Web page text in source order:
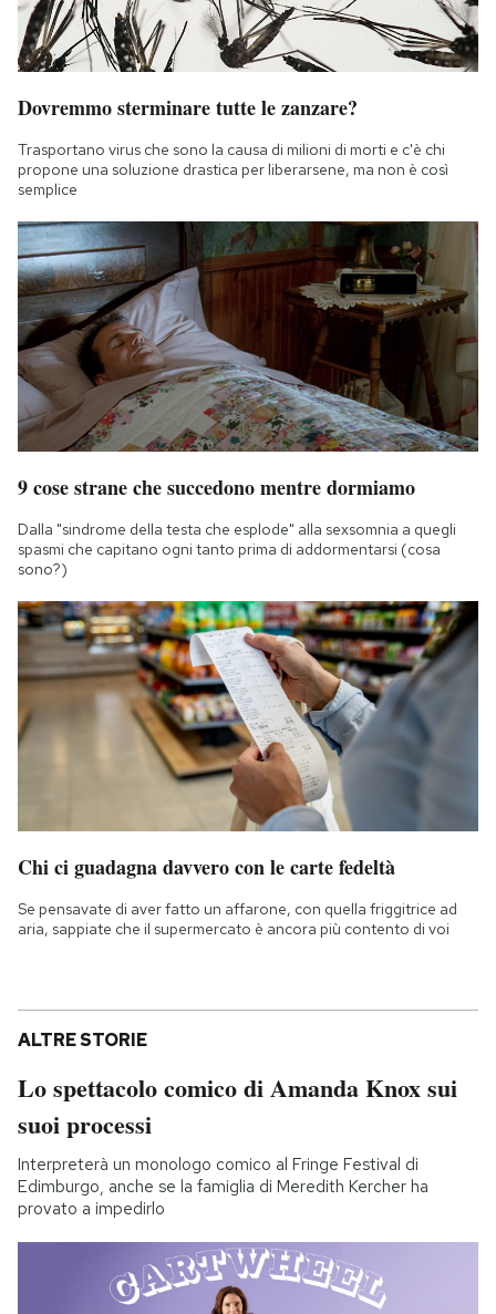
Dovremmo sterminare tutte le zanzare?
Trasportano virus che sono la causa di milioni di morti e c'è chi
propone una soluzione drastica per liberarsene, ma non è così
semplice
9 cose strane che succedono mentre dormiamo
Dalla "sindrome della testa che esplode" alla sexsomnia a quegli
spasmi che capitano ogni tanto prima di addormentarsi (cosa
sono?)
Chi ci guadagna davvero con le carte fedeltà
Se pensavate di aver fatto un affarone, con quella friggitrice ad
aria, sappiate che il supermercato è ancora più contento di voi
ALTRE STORIE
Lo spettacolo comico di Amanda Knox sui
suoi processi
Interpreterà un monologo comico al Fringe Festival di
Edimburgo, anche se la famiglia di Meredith Kercher ha
provato a impedirlo